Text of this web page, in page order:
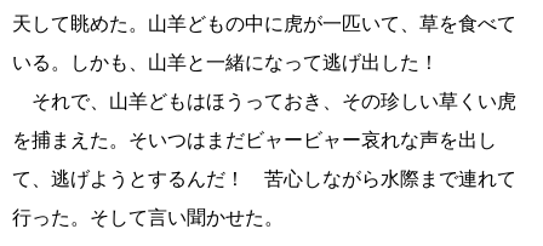
天して眺めた。山羊どもの中に虎が一匹いて、草を食べて
いる。しかも、山羊と一緒になって逃げ出した！
それで、山羊どもはほうっておき、その珍しい草くい虎
を捕まえた。そいつはまだビャービャー哀れな声を出し
て、逃げようとするんだ！ 苦心しながら水際まで連れて
行った。そして言い聞かせた。